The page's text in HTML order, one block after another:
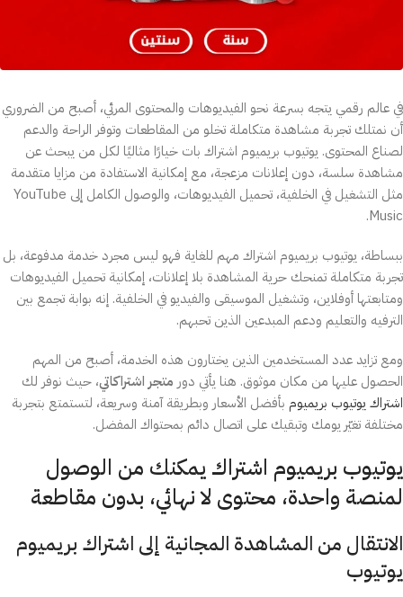
في عالم رقمي يتجه بسرعة نحو الفيديوهات والمحتوى المرئي، أصبح من الضروري
أن نمتلك تجربة مشاهدة متكاملة تخلو من المقاطعات وتوفر الراحة والدعم
لصناع المحتوى. يوتيوب بريميوم اشتراك بات خيارًا مثاليًا لكل من يبحث عن
مشاهدة سلسة، دون إعلانات مزعجة، مع إمكانية الاستفادة من مزايا متقدمة
مثل التشغيل في الخلفية، تحميل الفيديوهات، والوصول الكامل إلى YouTube
Music.
ببساطة، يوتيوب بريميوم اشتراك مهم للغاية فهو ليس مجرد خدمة مدفوعة، بل
تجربة متكاملة تمنحك حرية المشاهدة بلا إعلانات، إمكانية تحميل الفيديوهات
ومتابعتها أوفلاين، وتشغيل الموسيقى والفيديو في الخلفية. إنه بوابة تجمع بين
الترفيه والتعليم ودعم المبدعين الذين تحبهم.
ومع تزايد عدد المستخدمين الذين يختارون هذه الخدمة، أصبح من المهم
الحصول عليها من مكان موثوق. هنا يأتي دور متجر اشتراكاتي، حيث نوفر لك
اشتراك يوتيوب بريميوم بأفضل الأسعار وبطريقة آمنة وسريعة، لتستمتع بتجربة
مختلفة تغيّر يومك وتبقيك على اتصال دائم بمحتواك المفضل.
يوتيوب بريميوم اشتراك يمكنك من الوصول
لمنصة واحدة، محتوى لا نهائي، بدون مقاطعة
الانتقال من المشاهدة المجانية إلى اشتراك بريميوم
يوتيوب